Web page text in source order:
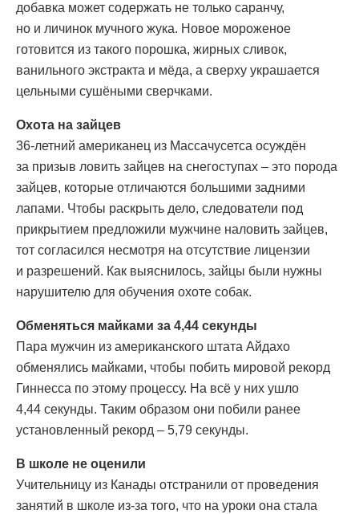
добавка может содержать не только саранчу,
но и личинок мучного жука. Новое мороженое
готовится из такого порошка, жирных сливок,
ванильного экстракта и мёда, а сверху украшается
цельными сушёными сверчками.
Охота на зайцев
36-летний американец из Массачусетса осуждён
за призыв ловить зайцев на снегоступах – это порода
зайцев, которые отличаются большими задними
лапами. Чтобы раскрыть дело, следователи под
прикрытием предложили мужчине наловить зайцев,
тот согласился несмотря на отсутствие лицензии
и разрешений. Как выяснилось, зайцы были нужны
нарушителю для обучения охоте собак.
Обменяться майками за 4,44 секунды
Пара мужчин из американского штата Айдахо
обменялись майками, чтобы побить мировой рекорд
Гиннесса по этому процессу. На всё у них ушло
4,44 секунды. Таким образом они побили ранее
установленный рекорд – 5,79 секунды.
В школе не оценили
Учительницу из Канады отстранили от проведения
занятий в школе из-за того, что на уроки она стала